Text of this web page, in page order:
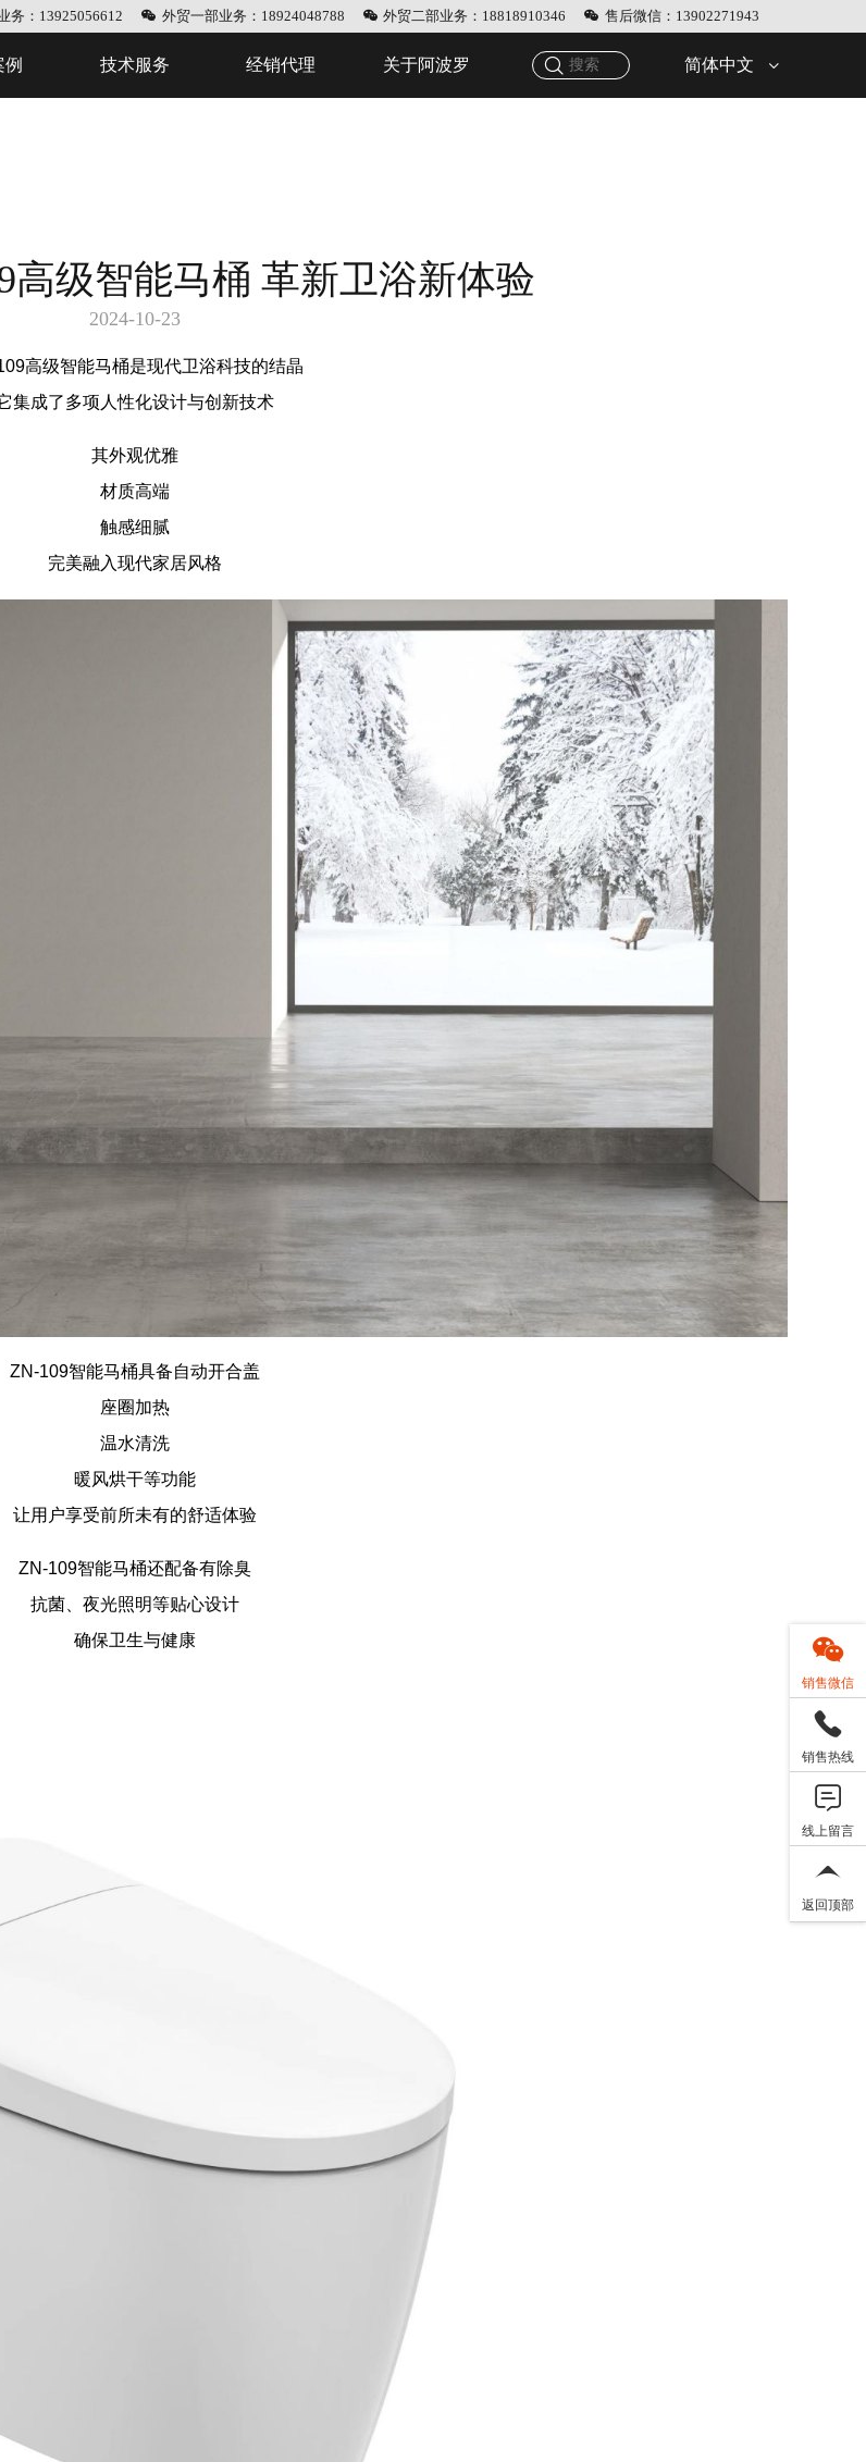
务：13925056612 外贸一部业务：18924048788 外贸二部业务：18818910346 售后微信：13902271943
例 技术服务 经销代理 关于阿波罗 简体中文
高级智能马桶 革新卫浴新体验
2024-10-23
高级智能马桶是现代卫浴科技的结晶
集成了多项人性化设计与创新技术
其外观优雅
材质高端
触感细腻
完美融入现代家居风格
ZN-109智能马桶具备自动开合盖
座圈加热
温水清洗
暖风烘干等功能
让用户享受前所未有的舒适体验
ZN-109智能马桶还配备有除臭
抗菌、夜光照明等贴心设计
确保卫生与健康
销售微信
销售热线
线上留言
返回顶部